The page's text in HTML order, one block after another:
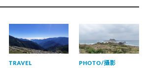
TRAVEL PHOTO/攝影